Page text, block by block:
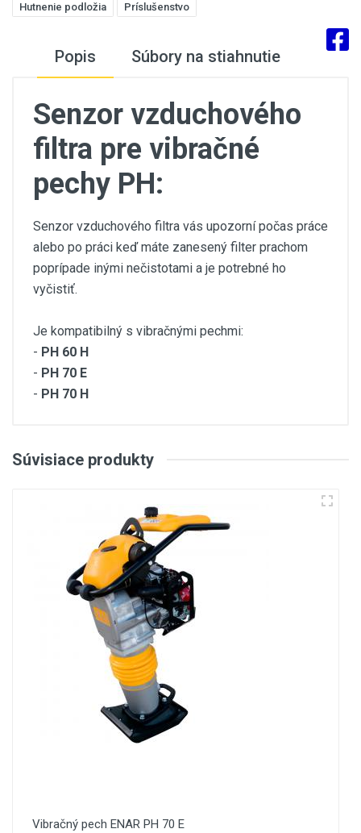
Hutnenie podložia Príslušenstvo
Popis Súbory na stiahnutie
Senzor vzduchového
filtra pre vibračné
pechy PH:
Senzor vzduchového filtra vás upozorní počas práce
alebo po práci keď máte zanesený filter prachom
poprípade inými nečistotami a je potrebné ho
vyčistiť.
Je kompatibilný s vibračnými pechmi:
- PH 60 H
- PH 70 E
- PH 70 H
Write A Review
Review Stars
Súvisiace produkty
Vibračný pech ENAR PH 70 E